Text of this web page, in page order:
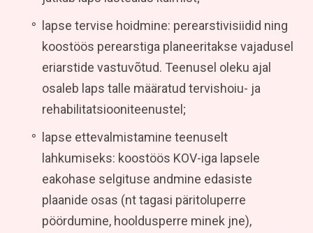
lapse tervise hoidmine: perearstivisiidid ning
koostöös perearstiga planeeritakse vajadusel
eriarstide vastuvõtud. Teenusel oleku ajal
osaleb laps talle määratud tervishoiu- ja
rehabilitatsiooniteenustel;
lapse ettevalmistamine teenuselt
lahkumiseks: koostöös KOV-iga lapsele
eakohase selgituse andmine edasiste
plaanide osas (nt tagasi päritoluperre
pöördumine, hooldusperre minek jne),